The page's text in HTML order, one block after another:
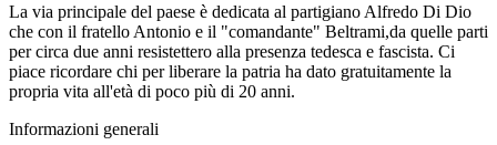
La via principale del paese è dedicata al partigiano Alfredo Di Dio
che con il fratello Antonio e il "comandante" Beltrami,da quelle parti
per circa due anni resistettero alla presenza tedesca e fascista. Ci
piace ricordare chi per liberare la patria ha dato gratuitamente la
propria vita all'età di poco più di 20 anni.
Informazioni generali